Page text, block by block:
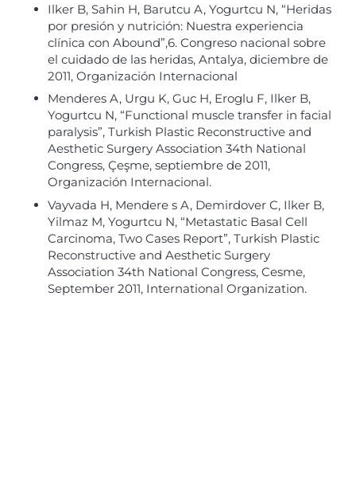
Ilker B, Sahin H, Barutcu A, Yogurtcu N, “Heridas
por presión y nutrición: Nuestra experiencia
clínica con Abound”,6. Congreso nacional sobre
el cuidado de las heridas, Antalya, diciembre de
2011, Organización Internacional
Menderes A, Urgu K, Guc H, Eroglu F, Ilker B,
Yogurtcu N, “Functional muscle transfer in facial
paralysis”, Turkish Plastic Reconstructive and
Aesthetic Surgery Association 34th National
Congress, Çeşme, septiembre de 2011,
Organización Internacional.
Vayvada H, Mendere s A, Demirdover C, Ilker B,
Yilmaz M, Yogurtcu N, “Metastatic Basal Cell
Carcinoma, Two Cases Report”, Turkish Plastic
Reconstructive and Aesthetic Surgery
Association 34th National Congress, Cesme,
September 2011, International Organization.